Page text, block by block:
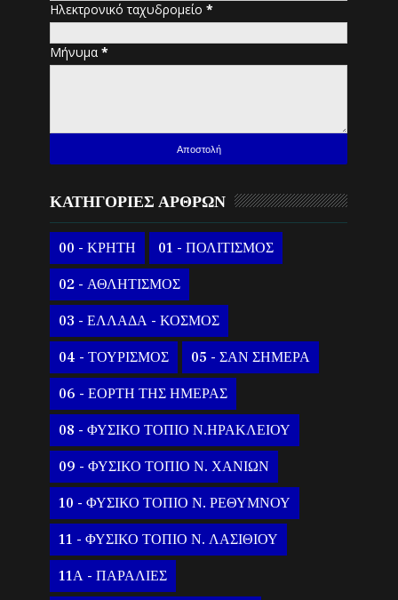
Ηλεκτρονικό ταχυδρομείο*
Μήνυμα*
ΚΑΤΗΓΟΡΙΕΣ ΑΡΘΡΩΝ
00 - ΚΡΗΤΗ 01 - ΠΟΛΙΤΙΣΜΟΣ
02 - ΑΘΛΗΤΙΣΜΟΣ
03 - ΕΛΛΑΔΑ - ΚΟΣΜΟΣ
04 - ΤΟΥΡΙΣΜΟΣ 05 - ΣΑΝ ΣΗΜΕΡΑ
06 - ΕΟΡΤΗ ΤΗΣ ΗΜΕΡΑΣ
08 - ΦΥΣΙΚΟ ΤΟΠΙΟ Ν.ΗΡΑΚΛΕΙΟΥ
09 - ΦΥΣΙΚΟ ΤΟΠΙΟ Ν. ΧΑΝΙΩΝ
10 - ΦΥΣΙΚΟ ΤΟΠΙΟ Ν. ΡΕΘΥΜΝΟΥ
11 - ΦΥΣΙΚΟ ΤΟΠΙΟ Ν. ΛΑΣΙΘΙΟΥ
11Α - ΠΑΡΑΛΙΕΣ